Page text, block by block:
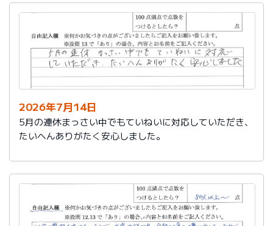
・社員さんは、借りている駐車場の場所をメモしておら
れたのにはびっくりしました。（社員さんはよろしくお
伝え下さい）
今後もよろしくお願いします。
2026年7月14日
5月の連休まっさい中でもていねいに対応していただき、
たいへんありがたく安心しました。